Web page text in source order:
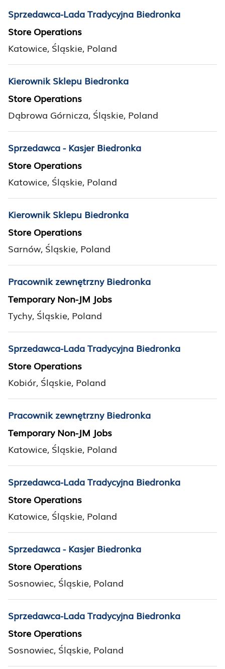
Sprzedawca-Lada Tradycyjna Biedronka
Store Operations
Katowice, Śląskie, Poland
Kierownik Sklepu Biedronka
Store Operations
Dąbrowa Górnicza, Śląskie, Poland
Sprzedawca - Kasjer Biedronka
Store Operations
Katowice, Śląskie, Poland
Kierownik Sklepu Biedronka
Store Operations
Sarnów, Śląskie, Poland
Pracownik zewnętrzny Biedronka
Temporary Non-JM Jobs
Tychy, Śląskie, Poland
Sprzedawca-Lada Tradycyjna Biedronka
Store Operations
Kobiór, Śląskie, Poland
Pracownik zewnętrzny Biedronka
Temporary Non-JM Jobs
Katowice, Śląskie, Poland
Sprzedawca-Lada Tradycyjna Biedronka
Store Operations
Katowice, Śląskie, Poland
Sprzedawca - Kasjer Biedronka
Store Operations
Sosnowiec, Śląskie, Poland
Sprzedawca-Lada Tradycyjna Biedronka
Store Operations
Sosnowiec, Śląskie, Poland